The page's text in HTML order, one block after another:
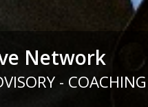
Network
- COACHING